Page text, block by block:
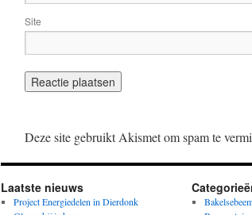
Site
Deze site gebruikt Akismet om spam te
Laatste nieuws
Project Energiedelen in Dierdonk